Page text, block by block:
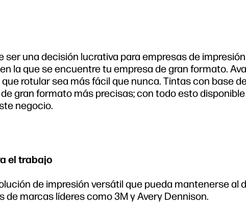
una decisión lucrativa para empresas de
la que se encuentre tu empresa de gran formato.
rotular sea más fácil que nunca. Tintas con base
gran formato más precisas; con todo esto
negocio.
el trabajo
de impresión versátil que pueda mantenerse al
marcas líderes como 3M y Avery Dennison.